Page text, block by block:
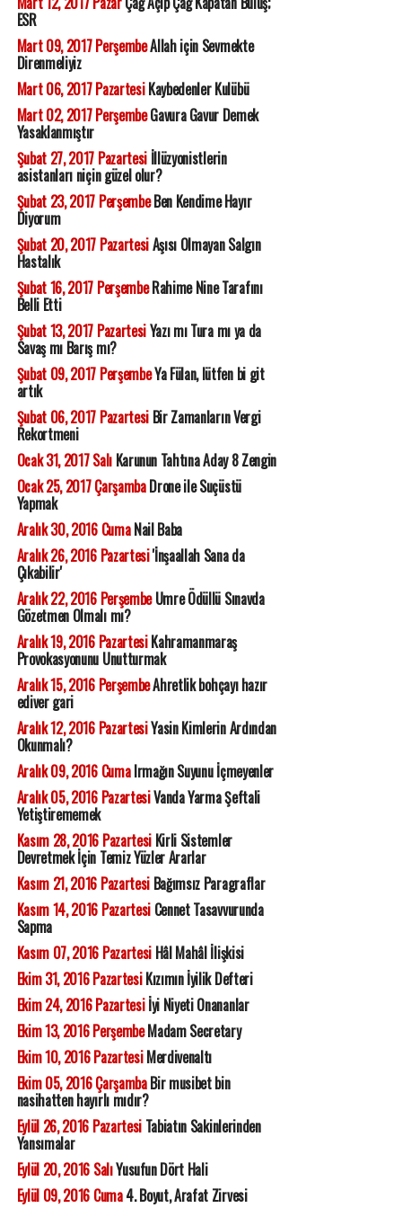
ESR
Mart 09, 2017 PerşembeAllah için Sevmekte
Direnmeliyiz
Mart 06, 2017 PazartesiKaybedenler Kulübü
Mart 02, 2017 PerşembeGavura Gavur Demek
Yasaklanmıştır
Şubat 27, 2017 Pazartesiİllüzyonistlerin
asistanları niçin güzel olur?
Şubat 23, 2017 PerşembeBen Kendime Hayır
Diyorum
Şubat 20, 2017 PazartesiAşısı Olmayan Salgın
Hastalık
Şubat 16, 2017 PerşembeRahime Nine Tarafını
Belli Etti
Şubat 13, 2017 PazartesiYazı mı Tura mı ya da
Savaş mı Barış mı?
Şubat 09, 2017 PerşembeYa Fülan, lütfen bi git
artık
Şubat 06, 2017 PazartesiBir Zamanların Vergi
Rekortmeni
Ocak 31, 2017 SalıKarunun Tahtına Aday 8 Zengin
Ocak 25, 2017 ÇarşambaDrone ile Suçüstü
Yapmak
Aralık 30, 2016 CumaNail Baba
Aralık 26, 2016 Pazartesi'İnşaallah Sana da
Çıkabilir'
Aralık 22, 2016 PerşembeUmre Ödüllü Sınavda
Gözetmen Olmalı mı?
Aralık 19, 2016 PazartesiKahramanmaraş
Provokasyonunu Unutturmak
Aralık 15, 2016 PerşembeAhretlik bohçayı hazır
ediver gari
Aralık 12, 2016 PazartesiYasin Kimlerin Ardından
Okunmalı?
Aralık 09, 2016 CumaIrmağın Suyunu İçmeyenler
Aralık 05, 2016 PazartesiVanda Yarma Şeftali
Yetiştirememek
Kasım 28, 2016 PazartesiKirli Sistemler
Devretmek İçin Temiz Yüzler Ararlar
Kasım 21, 2016 PazartesiBağımsız Paragraflar
Kasım 14, 2016 PazartesiCennet Tasavvurunda
Sapma
Kasım 07, 2016 PazartesiHâl Mahâl İlişkisi
Ekim 31, 2016 PazartesiKızımın İyilik Defteri
Ekim 24, 2016 Pazartesiİyi Niyeti Onananlar
Ekim 13, 2016 PerşembeMadam Secretary
Ekim 10, 2016 PazartesiMerdivenaltı
Ekim 05, 2016 ÇarşambaBir musibet bin
nasihatten hayırlı mıdır?
Eylül 26, 2016 PazartesiTabiatın Sakinlerinden
Yansımalar
Eylül 20, 2016 SalıYusufun Dört Hali
Eylül 09, 2016 Cuma4. Boyut, Arafat Zirvesi